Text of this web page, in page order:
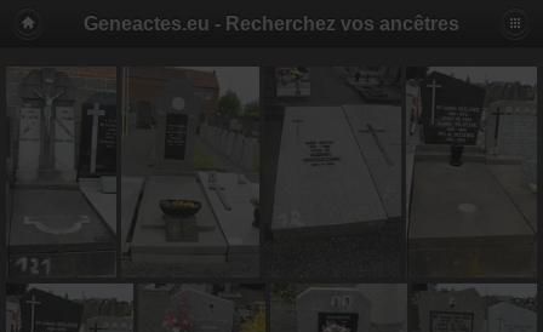
Geneactes.eu - Recherchez vos ancêtres